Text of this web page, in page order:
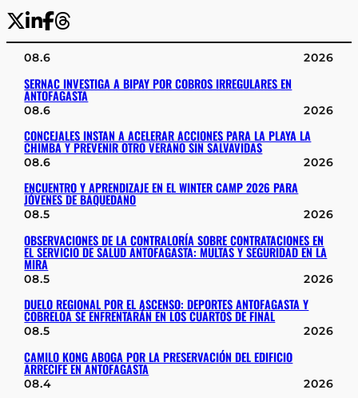
08.6 2026
SERNAC INVESTIGA A BIPAY POR COBROS IRREGULARES EN
ANTOFAGASTA
08.6 2026
CONCEJALES INSTAN A ACELERAR ACCIONES PARA LA PLAYA LA
CHIMBA Y PREVENIR OTRO VERANO SIN SALVAVIDAS
08.6 2026
ENCUENTRO Y APRENDIZAJE EN EL WINTER CAMP 2026 PARA
JÓVENES DE BAQUEDANO
08.5 2026
OBSERVACIONES DE LA CONTRALORÍA SOBRE CONTRATACIONES EN
EL SERVICIO DE SALUD ANTOFAGASTA: MULTAS Y SEGURIDAD EN LA
MIRA
08.5 2026
DUELO REGIONAL POR EL ASCENSO: DEPORTES ANTOFAGASTA Y
COBRELOA SE ENFRENTARÁN EN LOS CUARTOS DE FINAL
08.5 2026
CAMILO KONG ABOGA POR LA PRESERVACIÓN DEL EDIFICIO
ARRECIFE EN ANTOFAGASTA
08.4 2026